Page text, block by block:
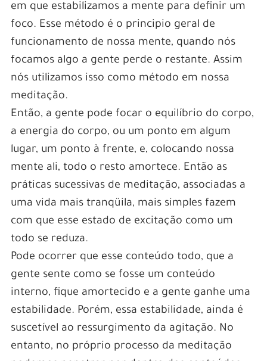
em que estabilizamos a mente para definir um
foco. Esse método é o principio geral de
funcionamento de nossa mente, quando nós
focamos algo a gente perde o restante. Assim
nós utilizamos isso como método em nossa
meditação.
Então, a gente pode focar o equilíbrio do corpo,
a energia do corpo, ou um ponto em algum
lugar, um ponto à frente, e, colocando nossa
mente ali, todo o resto amortece. Então as
práticas sucessivas de meditação, associadas a
uma vida mais tranqüila, mais simples fazem
com que esse estado de excitação como um
todo se reduza.
Pode ocorrer que esse conteúdo todo, que a
gente sente como se fosse um conteúdo
interno, fique amortecido e a gente ganhe uma
estabilidade. Porém, essa estabilidade, ainda é
suscetível ao ressurgimento da agitação. No
entanto, no próprio processo da meditação